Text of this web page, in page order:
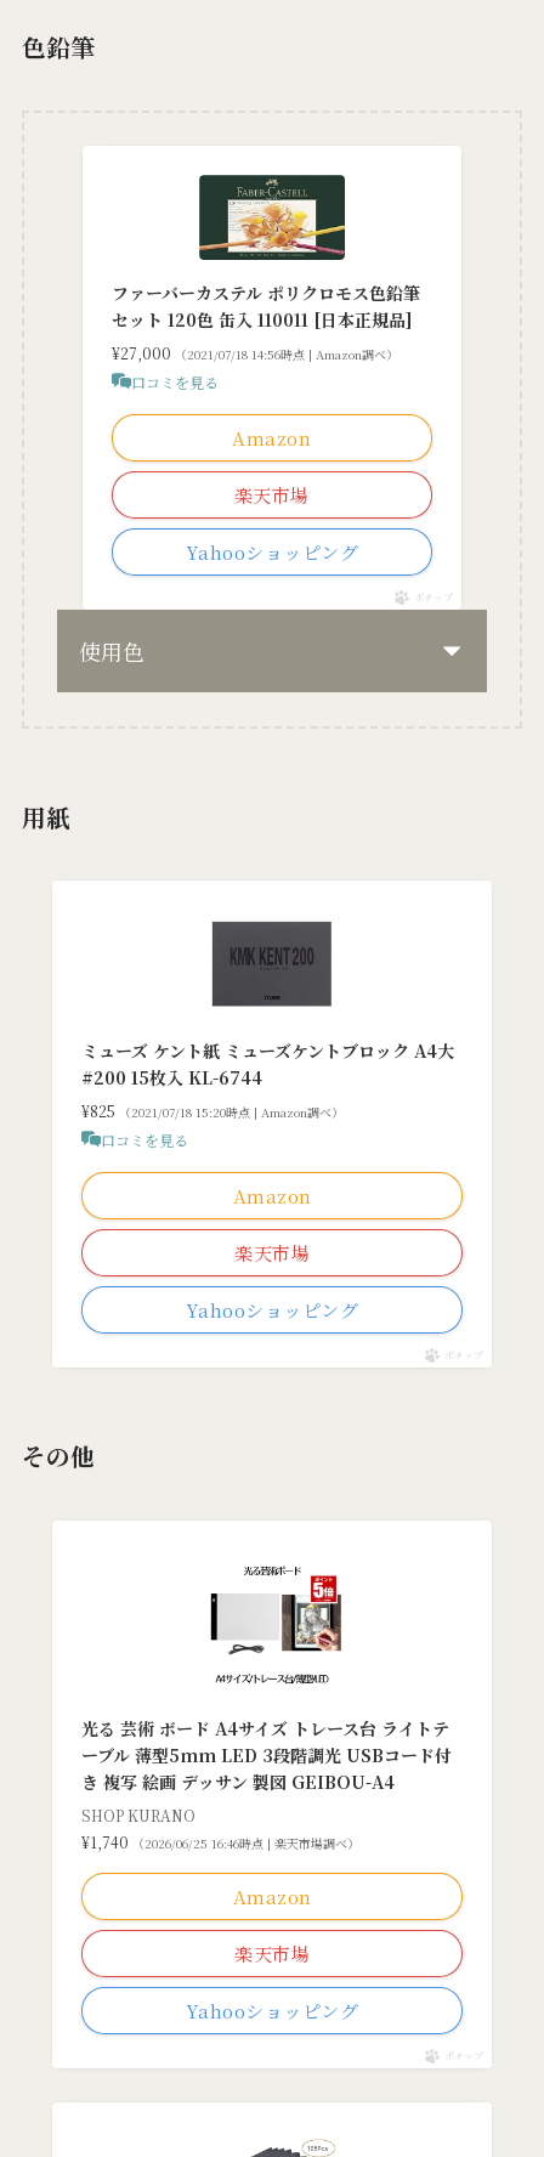
色鉛筆
ファーバーカステル ポリクロモス色鉛筆
セット 120色 缶入 110011 [日本正規品]
¥27,000 （2021/07/18 14:56時点 | Amazon調べ）
口コミを見る
Amazon
楽天市場
Yahooショッピング
ポチップ
使用色
用紙
ミューズ ケント紙 ミューズケントブロック A4大
#200 15枚入 KL-6744
¥825 （2021/07/18 15:20時点 | Amazon調べ）
口コミを見る
Amazon
楽天市場
Yahooショッピング
ポチップ
その他
光る 芸術 ボード A4サイズ トレース台 ライトテ
ーブル 薄型5mm LED 3段階調光 USBコード付
き 複写 絵画 デッサン 製図 GEIBOU-A4
SHOP KURANO
¥1,740
（2026/06/25 16:46時点 | 楽天市場調べ）
Amazon
楽天市場
Yahooショッピング
ポチップ